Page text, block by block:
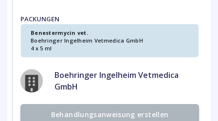
PACKUNGEN
Benestermycin vet.
Boehringer Ingelheim Vetmedica GmbH
4 x 5 ml
Boehringer Ingelheim Vetmedica
GmbH
Behandlungsanweisung erstellen